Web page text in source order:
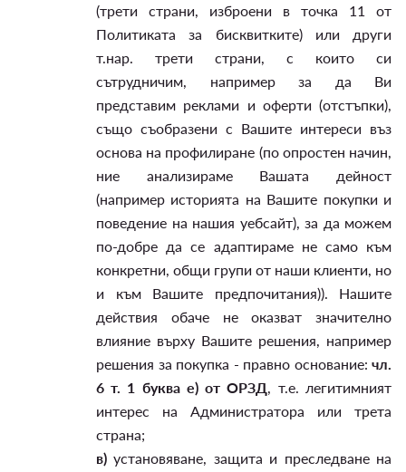
(трети страни, изброени в точка 11 от
Политиката за бисквитките) или други
т.нар. трети страни, с които си
сътрудничим, например за да Ви
представим реклами и оферти (отстъпки),
също съобразени с Вашите интереси въз
основа на профилиране (по опростен начин,
ние анализираме Вашата дейност
(например историята на Вашите покупки и
поведение на нашия уебсайт), за да можем
по-добре да се адаптираме не само към
конкретни, общи групи от наши клиенти, но
и към Вашите предпочитания)). Нашите
действия обаче не оказват значително
влияние върху Вашите решения, например
решения за покупка - правно основание: чл.
6 т. 1 буква е) от ОРЗД, т.е. легитимният
интерес на Администратора или трета
страна;
в) установяване, защита и преследване на